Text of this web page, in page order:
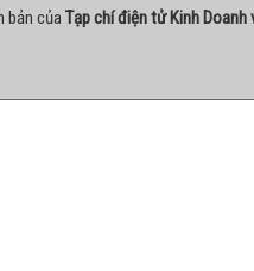
bản củaTạp chí điện tử Kinh Doanh